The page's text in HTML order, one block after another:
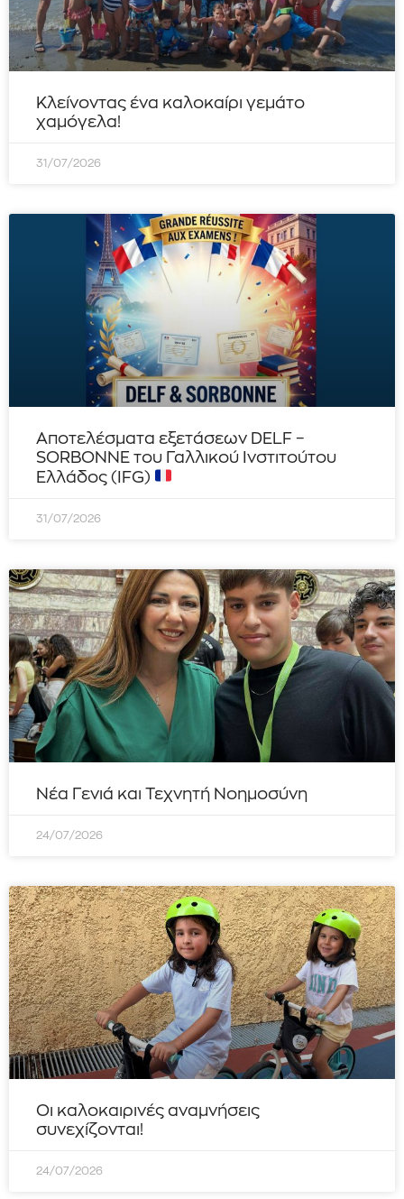
Κλείνοντας ένα καλοκαίρι γεμάτο
χαμόγελα!
31/07/2026
Αποτελέσματα εξετάσεων DELF –
SORBONNE του Γαλλικού Ινστιτούτου
Ελλάδος (IFG)
31/07/2026
Νέα Γενιά και Τεχνητή Νοημοσύνη
24/07/2026
Οι καλοκαιρινές αναμνήσεις
συνεχίζονται!
24/07/2026